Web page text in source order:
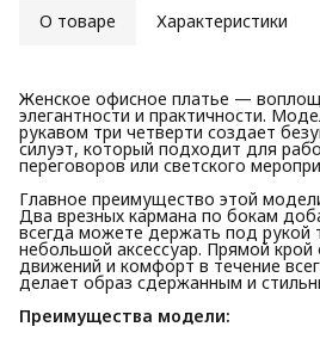
О товаре Характеристики
Женское офисное платье —
элегантности и практичности.
рукавом три четверти создает
силуэт, который подходит для
переговоров или светского
Главное преимущество этой
Два врезных кармана по бокам
всегда можете держать под рукой
небольшой аксессуар. Прямой
движений и комфорт в течение
делает образ сдержанным и
Преимущества модели: